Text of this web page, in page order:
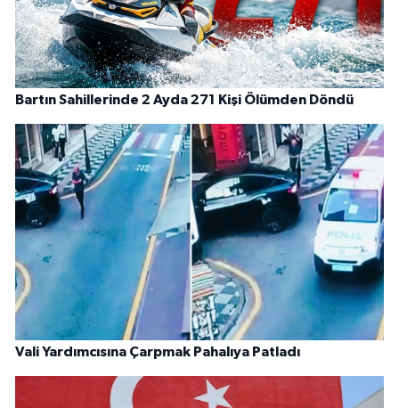
Bartın Sahillerinde 2 Ayda 271 Kişi Ölümden Döndü
Vali Yardımcısına Çarpmak Pahalıya Patladı